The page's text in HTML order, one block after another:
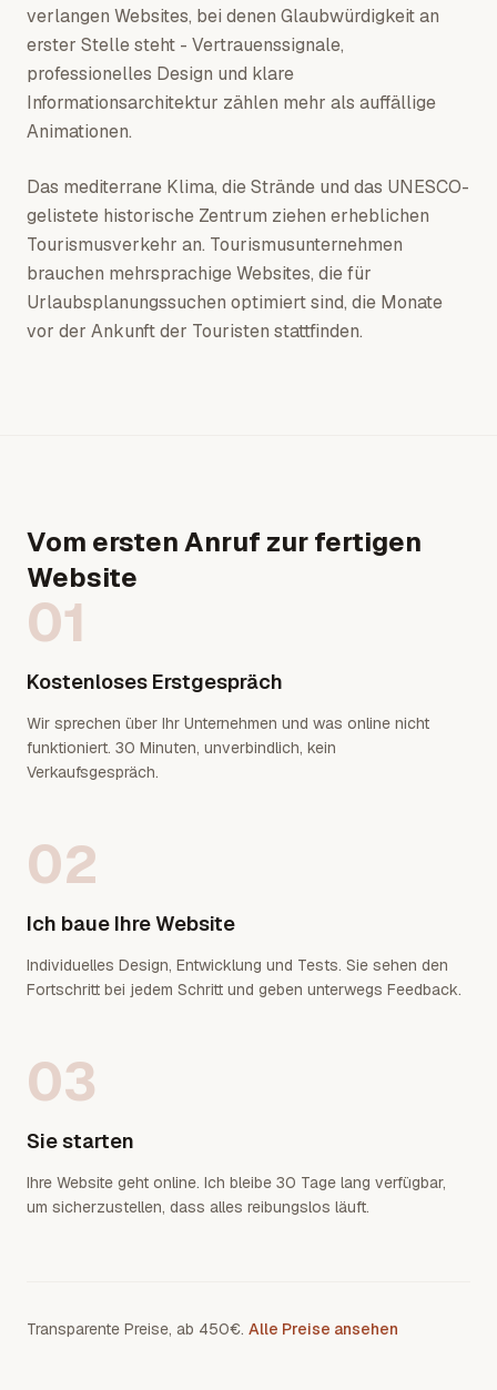
verlangen Websites, bei denen Glaubwürdigkeit an
erster Stelle steht - Vertrauenssignale,
professionelles Design und klare
Informationsarchitektur zählen mehr als auffällige
Animationen.
Das mediterrane Klima, die Strände und das UNESCO-
gelistete historische Zentrum ziehen erheblichen
Tourismusverkehr an. Tourismusunternehmen
brauchen mehrsprachige Websites, die für
Urlaubsplanungssuchen optimiert sind, die Monate
vor der Ankunft der Touristen stattfinden.
Vom ersten Anruf zur fertigen
Website
01
Kostenloses Erstgespräch
Wir sprechen über Ihr Unternehmen und was online nicht
funktioniert. 30 Minuten, unverbindlich, kein
Verkaufsgespräch.
02
Ich baue Ihre Website
Individuelles Design, Entwicklung und Tests. Sie sehen den
Fortschritt bei jedem Schritt und geben unterwegs Feedback.
03
Sie starten
Ihre Website geht online. Ich bleibe 30 Tage lang verfügbar,
um sicherzustellen, dass alles reibungslos läuft.
Transparente Preise, ab 450€. Alle Preise ansehen